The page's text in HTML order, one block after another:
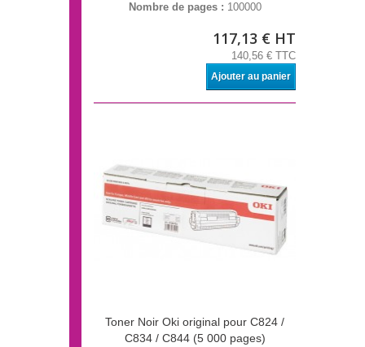
Nombre de pages : 100000
117,13 € HT
140,56 € TTC
Ajouter au panier
Toner Noir Oki original pour C824 /
C834 / C844 (5 000 pages)